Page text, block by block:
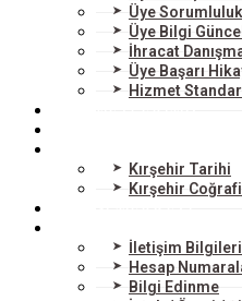
Üye
Üye Bilgi
İhracat
Üye Başarı
Hizmet
Kırşehir Tarihi
Kırşehir
İletişim
Hesap
Bilgi Edinme